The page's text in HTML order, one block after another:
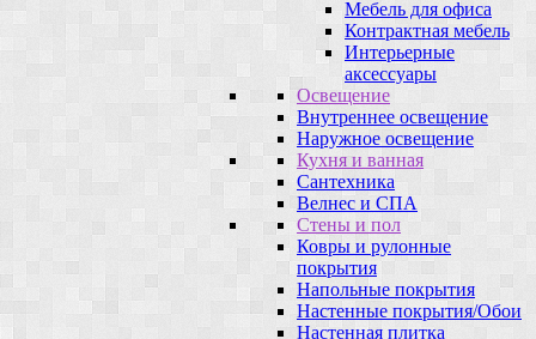
Мебель для офиса
Контрактная мебель
Интерьерные
аксессуары
Освещение
Внутреннее освещение
Наружное освещение
Кухня и ванная
Сантехника
Велнес и СПА
Стены и пол
Ковры и рулонные
покрытия
Напольные покрытия
Настенные покрытия/Обои
Настенная плитка